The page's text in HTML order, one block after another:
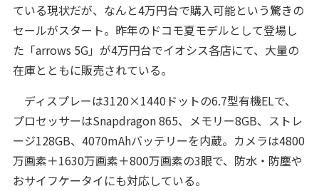
ている現状だが、なんと4万円台で購入可能という驚きの
セールがスタート。昨年のドコモ夏モデルとして登場し
た「arrows 5G」が4万円台でイオシス各店にて、大量の
在庫とともに販売されている。
ディスプレーは3120×1440ドットの6.7型有機ELで、
プロセッサーはSnapdragon 865、メモリー8GB、ストレ
ージ128GB、4070mAhバッテリーを内蔵。カメラは4800
万画素＋1630万画素＋800万画素の3眼で、防水・防塵や
おサイフケータイにも対応している。